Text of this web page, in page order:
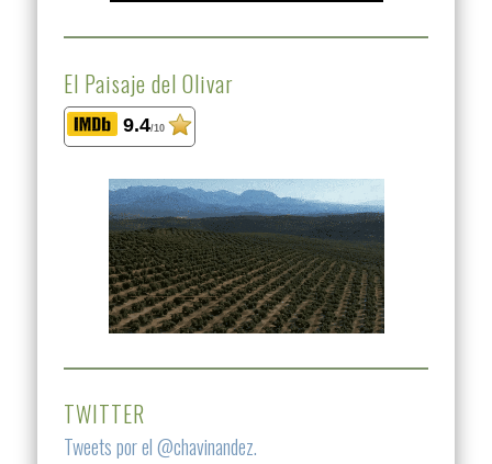
El Paisaje del Olivar
9.4/10
TWITTER
Tweets por el @chavinandez.